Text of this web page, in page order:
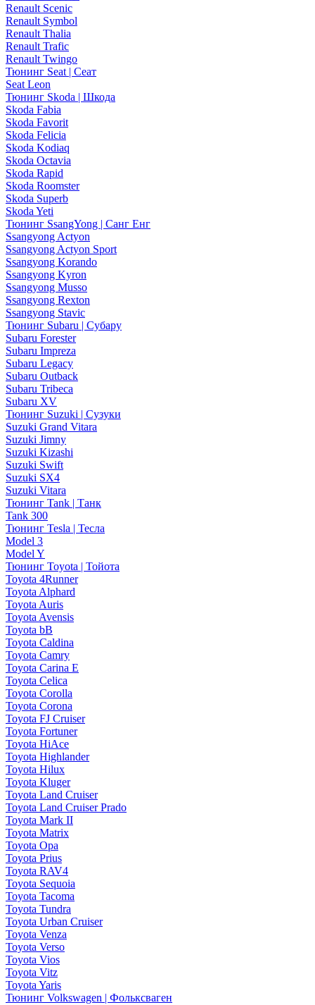
Renault Scenic
Renault Symbol
Renault Thalia
Renault Trafic
Renault Twingo
Тюнинг Seat | Сеат
Seat Leon
Тюнинг Skoda | Шкода
Skoda Fabia
Skoda Favorit
Skoda Felicia
Skoda Kodiaq
Skoda Octavia
Skoda Rapid
Skoda Roomster
Skoda Superb
Skoda Yeti
Тюнинг SsangYong | Санг Енг
Ssangyong Actyon
Ssangyong Actyon Sport
Ssangyong Korando
Ssangyong Kyron
Ssangyong Musso
Ssangyong Rexton
Ssangyong Stavic
Тюнинг Subaru | Субару
Subaru Forester
Subaru Impreza
Subaru Legacy
Subaru Outback
Subaru Tribeca
Subaru XV
Тюнинг Suzuki | Сузуки
Suzuki Grand Vitara
Suzuki Jimny
Suzuki Kizashi
Suzuki Swift
Suzuki SX4
Suzuki Vitara
Тюнинг Tank | Танк
Tank 300
Тюнинг Tesla | Тесла
Model 3
Model Y
Тюнинг Toyota | Тойота
Toyota 4Runner
Toyota Alphard
Toyota Auris
Toyota Avensis
Toyota bB
Toyota Caldina
Toyota Camry
Toyota Carina E
Toyota Celica
Toyota Corolla
Toyota Corona
Toyota FJ Cruiser
Toyota Fortuner
Toyota HiAce
Toyota Highlander
Toyota Hilux
Toyota Kluger
Toyota Land Cruiser
Toyota Land Cruiser Prado
Toyota Mark II
Toyota Matrix
Toyota Opa
Toyota Prius
Toyota RAV4
Toyota Sequoia
Toyota Tacoma
Toyota Tundra
Toyota Urban Cruiser
Toyota Venza
Toyota Verso
Toyota Vios
Toyota Vitz
Toyota Yaris
Тюнинг Volkswagen | Фольксваген